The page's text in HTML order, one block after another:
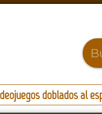
doblados al